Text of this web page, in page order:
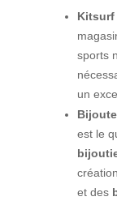
Kitsurf
sports
un
est le
et des